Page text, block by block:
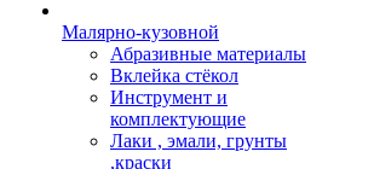
Малярно-кузовной
Абразивные материалы
Вклейка стёкол
Инструмент и
комплектующие
Лаки , эмали, грунты
,краски